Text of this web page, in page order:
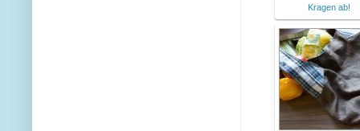
Kragen ab!